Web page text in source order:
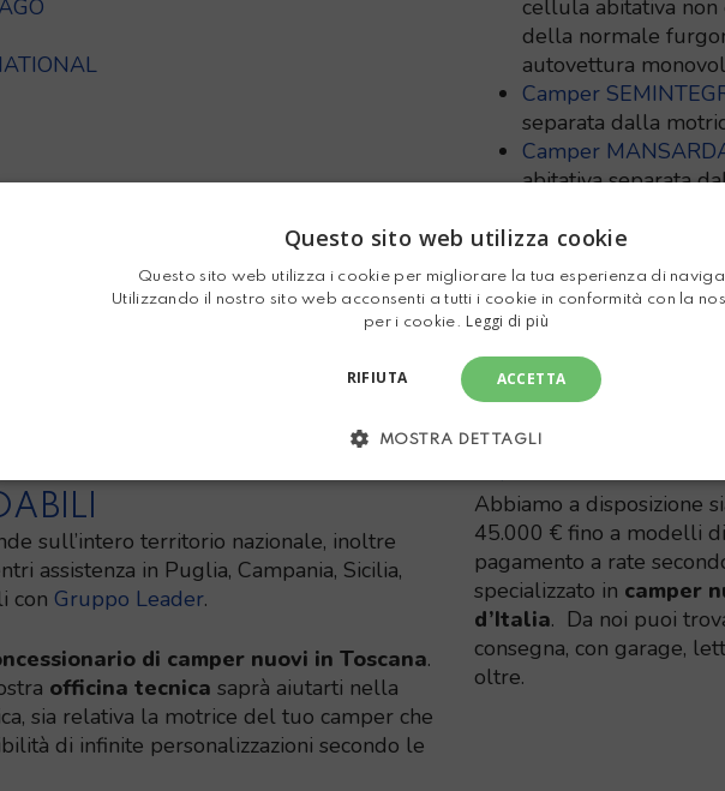
cellula abitativa non
della normale
autovettura
Camper
separata dalla
Camper
abitativa separata
corpo unico con la
miglior abitabilità.
Camper CARAVAN:
conosciamo, ma
sufficiente massa
NUOVI
sull’intero territorio nazionale, inoltre
assistenza in Puglia, Campania, Sicilia,
con Gruppo Leader.
di camper nuovi in Toscana.
officina tecnica saprà aiutarti nella
sia relativa la motrice del tuo camper che
di infinite personalizzazioni secondo le
QUANTO
Abbiamo a disposizione
45.000 € fino a modelli
pagamento a rate
specializzato in camper
d’Italia. Da noi puoi
consegna, con garage,
oltre.
Questo sito web utilizza cookie
Questo sito web utilizza i cookie per migliorare la tua esperienza di
Utilizzando il nostro sito web acconsenti a tutti i cookie in conformità con la
per i cookie. Leggi di più
ACCETTA
RIFIUTA
MOSTRA DETTAGLI